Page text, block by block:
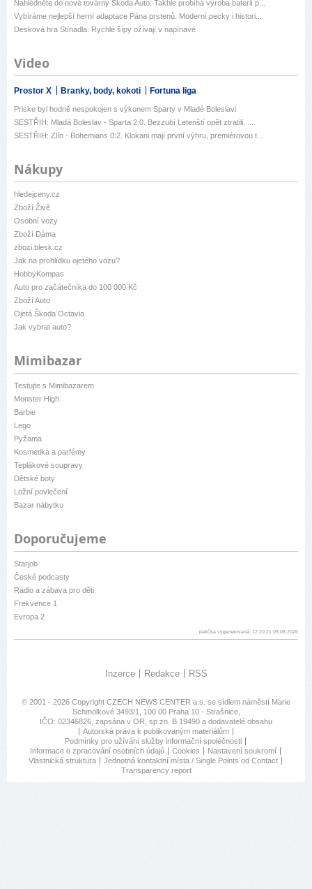
Nahlédněte do nové továrny Škoda Auto: Takhle probíhá výroba baterií p...
Vybíráme nejlepší herní adaptace Pána prstenů. Moderní pecky i histori...
Desková hra Stínadla: Rychlé šípy ožívají v napínavé
Video
Prostor X Branky, body, kokoti Fortuna liga
Priske byl hodně nespokojen s výkonem Sparty v Mladé Boleslavi
SESTŘIH: Mladá Boleslav - Sparta 2:0. Bezzubí Letenští opět ztratili. ...
SESTŘIH: Zlín - Bohemians 0:2. Klokani mají první výhru, premiérovou t...
Nákupy
hledejceny.cz
Zboží Živě
Osobní vozy
Zboží Dáma
zbozi.blesk.cz
Jak na prohlídku ojetého vozu?
HobbyKompas
Auto pro začátečníka do 100 000 Kč
Zboží Auto
Ojetá Škoda Octavia
Jak vybrat auto?
Mimibazar
Testujte s Mimibazarem
Monster High
Barbie
Lego
Pyžama
Kosmetika a parfémy
Teplákové soupravy
Dětské boty
Ložní povlečení
Bazar nábytku
Doporučujeme
Starjob
České podcasty
Rádio a zábava pro děti
Frekvence 1
Evropa 2
patička vygenerovaná: 12:20:21 09.08.2026
Inzerce Redakce RSS
© 2001 - 2026 Copyright CZECH NEWS CENTER a.s. se sídlem náměstí Marie
Schmolkové 3493/1, 100 00 Praha 10 - Strašnice,
IČO: 02346826, zapsána v OR, sp.zn. B 19490 a dodavatelé obsahu
Autorská práva k publikovaným materiálům
Podmínky pro užívání služby informační společnosti
Informace o zpracování osobních údajů
Cookies
Nastavení soukromí
Vlastnická struktura
Jednotná kontaktní místa / Single Points od Contact
Transparency report